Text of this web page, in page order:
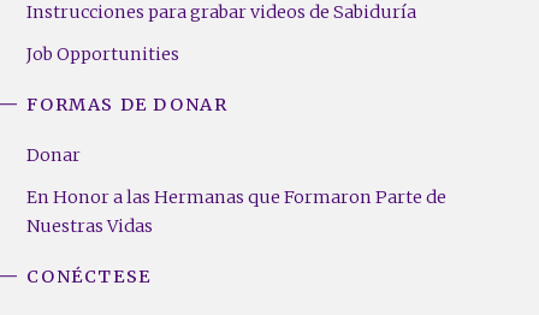
Instrucciones para grabar videos de Sabiduría
Job Opportunities
FORMAS DE DONAR
Donar
En Honor a las Hermanas que Formaron Parte de
Nuestras Vidas
CONÉCTESE